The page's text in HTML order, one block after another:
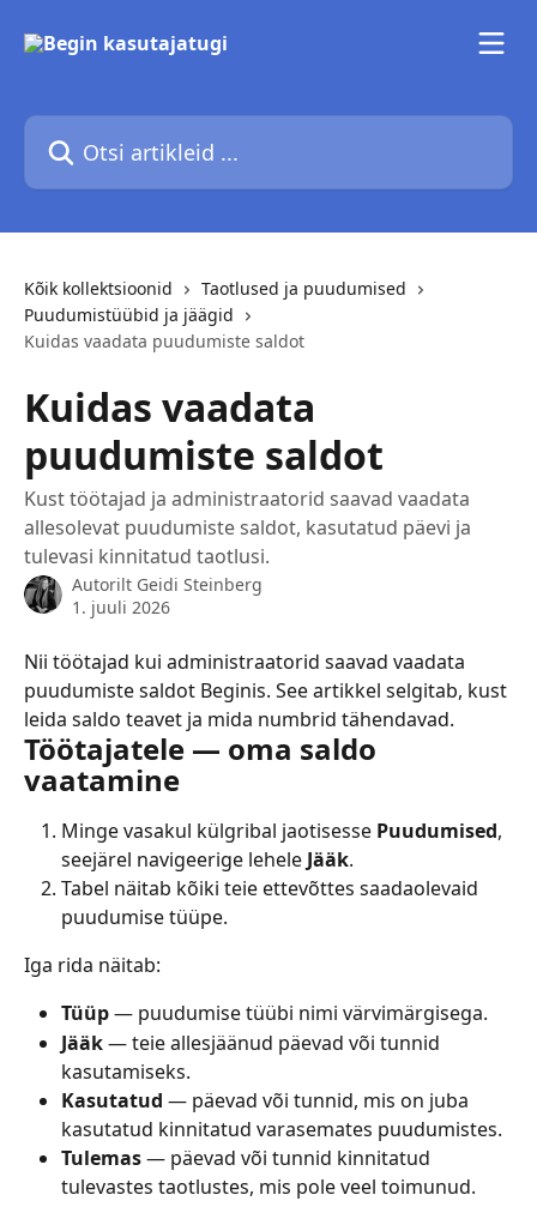
Otsi artikleid ...
Kõik kollektsioonid
Taotlused ja puudumised
Puudumistüübid ja jäägid
Kuidas vaadata puudumiste saldot
Kuidas vaadata
puudumiste saldot
Kust töötajad ja administraatorid saavad vaadata
allesolevat puudumiste saldot, kasutatud päevi ja
tulevasi kinnitatud taotlusi.
Autorilt Geidi Steinberg
1. juuli 2026
Nii töötajad kui administraatorid saavad vaadata
puudumiste saldot Beginis. See artikkel selgitab, kust
leida saldo teavet ja mida numbrid tähendavad.
Töötajatele — oma saldo
vaatamine
Minge vasakul külgribal jaotisesse Puudumised,
seejärel navigeerige lehele Jääk.
Tabel näitab kõiki teie ettevõttes saadaolevaid
puudumise tüüpe.
Iga rida näitab:
Tüüp — puudumise tüübi nimi värvimärgisega.
Jääk — teie allesjäänud päevad või tunnid
kasutamiseks.
Kasutatud — päevad või tunnid, mis on juba
kasutatud kinnitatud varasemates puudumistes.
Tulemas — päevad või tunnid kinnitatud
tulevastes taotlustes, mis pole veel toimunud.